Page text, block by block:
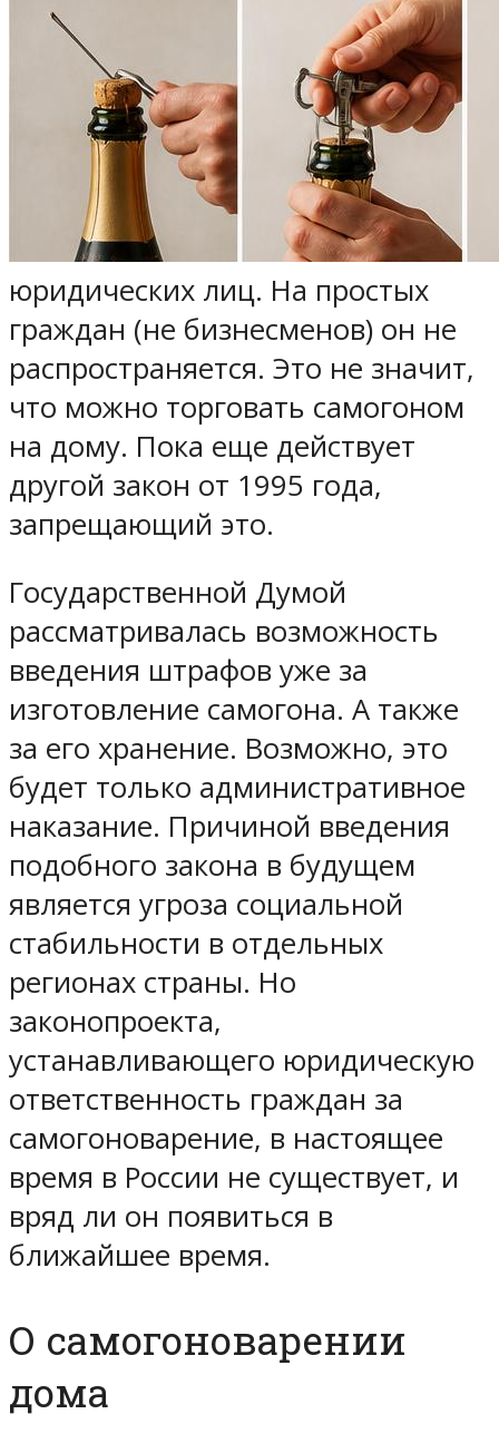
юридических лиц. На простых
граждан (не бизнесменов) он не
распространяется. Это не значит,
что можно торговать самогоном
на дому. Пока еще действует
другой закон от 1995 года,
запрещающий это.
Государственной Думой
рассматривалась возможность
введения штрафов уже за
изготовление самогона. А также
за его хранение. Возможно, это
будет только административное
наказание. Причиной введения
подобного закона в будущем
является угроза социальной
стабильности в отдельных
регионах страны. Но
законопроекта,
устанавливающего юридическую
ответственность граждан за
самогоноварение, в настоящее
время в России не существует, и
вряд ли он появиться в
ближайшее время.
О самогоноварении
дома